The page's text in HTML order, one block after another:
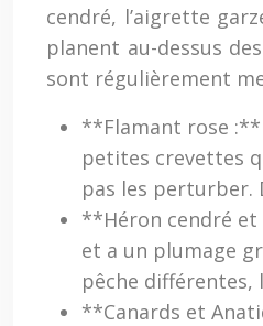
cendré, l’aigrette
planent au-dessus
sont régulièrement
**Flamant rose :**
petites crevettes
pas les perturber.
**Héron cendré
et a un plumage
pêche différentes,
**Canards et